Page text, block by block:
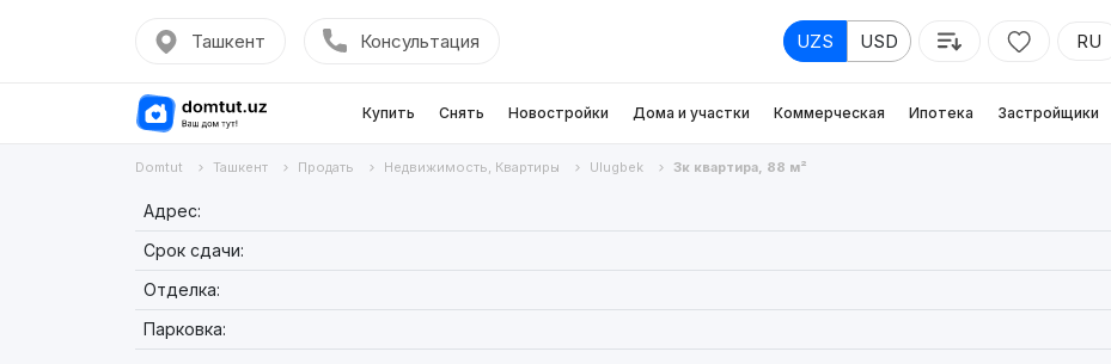
Ташкент Консультация UZS USD RU
Купить Снять Новостройки Дома и участки Коммерческая Ипотека Застройщики
Domtut Ташкент Продать Недвижимость, Квартиры Ulugbek 3к квартира, 88 м²
Адрес:
Срок сдачи:
Отделка:
Парковка: